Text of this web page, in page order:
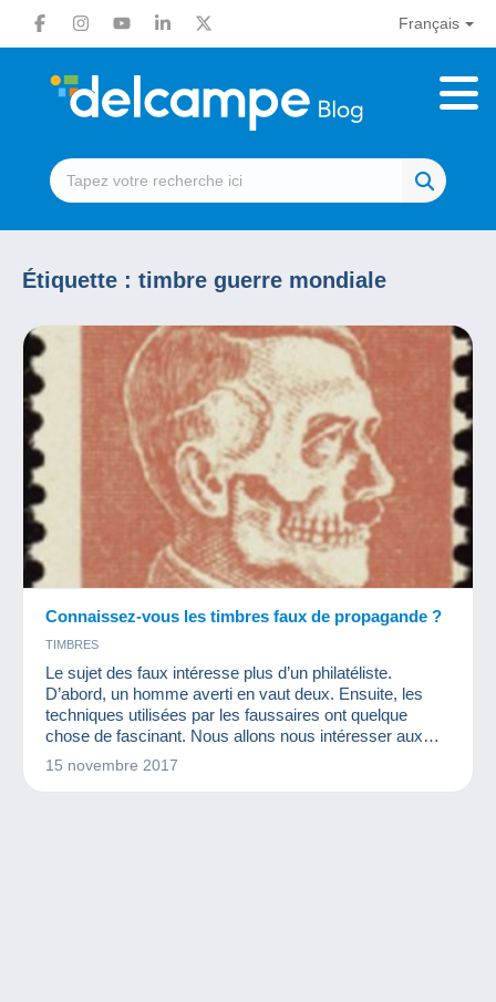
Français
Étiquette : timbre guerre mondiale
Connaissez-vous les timbres faux de propagande ?
TIMBRES
Le sujet des faux intéresse plus d’un philatéliste.
D’abord, un homme averti en vaut deux. Ensuite, les
techniques utilisées par les faussaires ont quelque
chose de fascinant. Nous allons nous intéresser aux
faux de propagande. Ces timbres sont créés pour faire
15 novembre 2017